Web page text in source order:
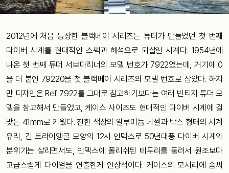
2012년에 처음 등장한 블랙베이 시리즈는 튜더가 만들었던 첫 번째
다이버 시계를 현대적인 스펙과 해석으로 되살린 시계다. 1954년에
나온 첫 번째 튜더 서브마리너의 모델 번호가 7922였는데, 거기에 0
을 더 붙인 79220을 첫 블랙베이 시리즈의 모델 번호로 삼았다. 하지
만 디자인은 Ref. 7922를 그대로 참고하기보다는 여러 빈티지 튜더 모
델을 참고해서 만들었고, 케이스 사이즈도 현대적인 다이버 시계에 걸
맞는 41mm로 키웠다. 진한 색상의 알루미늄 베젤과 박스 형태의 시계
유리, 긴 트라이앵글 모양의 12시 인덱스로 50년대풍 다이버 시계의
분위기는 살리면서도, 인덱스에 폴리쉬된 테두리를 둘러서 원조보다
고급스럽게 다이얼을 연출한게 인상적이다. 케이스의 모서리에 솜씨